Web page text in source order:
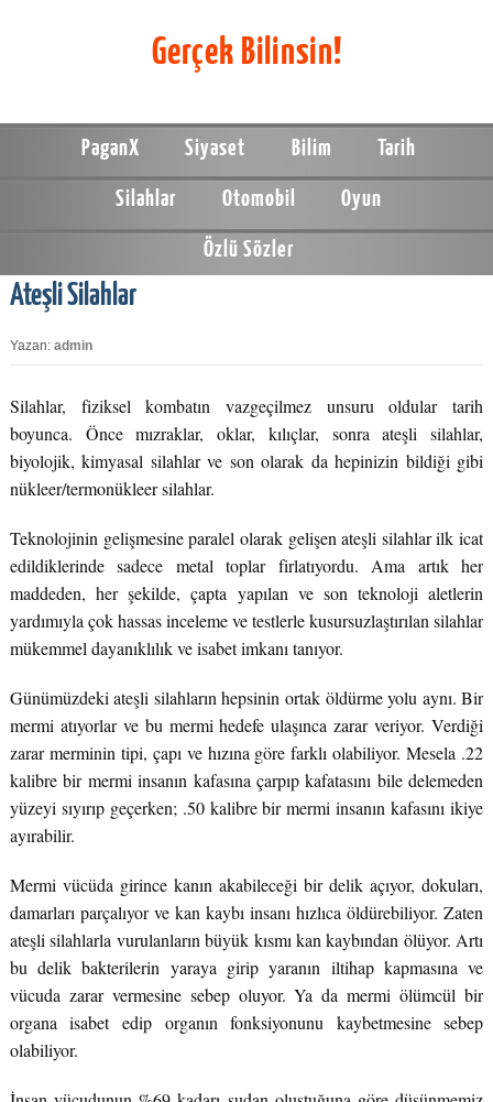
Gerçek Bilinsin!
PaganX Siyaset Bilim Tarih
Silahlar Otomobil Oyun
Özlü Sözler
Ateşli Silahlar
Yazan: admin
Silahlar, fiziksel kombatın vazgeçilmez unsuru oldular tarih
boyunca. Önce mızraklar, oklar, kılıçlar, sonra ateşli silahlar,
biyolojik, kimyasal silahlar ve son olarak da hepinizin bildiği gibi
nükleer/termonükleer silahlar.
Teknolojinin gelişmesine paralel olarak gelişen ateşli silahlar ilk icat
edildiklerinde sadece metal toplar firlatıyordu. Ama artık her
maddeden, her şekilde, çapta yapılan ve son teknoloji aletlerin
yardımıyla çok hassas inceleme ve testlerle kusursuzlaştırılan silahlar
mükemmel dayanıklılık ve isabet imkanı tanıyor.
Günümüzdeki ateşli silahların hepsinin ortak öldürme yolu aynı. Bir
mermi atıyorlar ve bu mermi hedefe ulaşınca zarar veriyor. Verdiği
zarar merminin tipi, çapı ve hızına göre farklı olabiliyor. Mesela .22
kalibre bir mermi insanın kafasına çarpıp kafatasını bile delemeden
yüzeyi sıyırıp geçerken; .50 kalibre bir mermi insanın kafasını ikiye
ayırabilir.
Mermi vücüda girince kanın akabileceği bir delik açıyor, dokuları,
damarları parçalıyor ve kan kaybı insanı hızlıca öldürebiliyor. Zaten
ateşli silahlarla vurulanların büyük kısmı kan kaybından ölüyor. Artı
bu delik bakterilerin yaraya girip yaranın iltihap kapmasına ve
vücuda zarar vermesine sebep oluyor. Ya da mermi ölümcül bir
organa isabet edip organın fonksiyonunu kaybetmesine sebep
olabiliyor.